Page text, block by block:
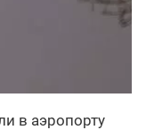
в аэропорту